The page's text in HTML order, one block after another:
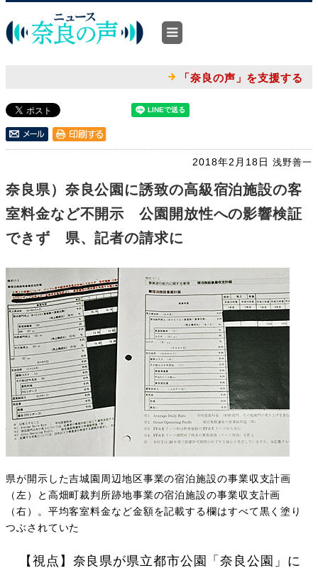
「奈良の声」を支援する
2018年2月18日 浅野善一
奈良県）奈良公園に誘致の高級宿泊施設の客
室料金など不開示 公園開放性への影響検証
できず 県、記者の請求に
県が開示した吉城園周辺地区事業の宿泊施設の事業収支計画
（左）と高畑町裁判所跡地事業の宿泊施設の事業収支計画
（右）。平均客室料金など金額を記載する欄はすべて黒く塗り
つぶされていた
【視点】奈良県が県立都市公園「奈良公園」に